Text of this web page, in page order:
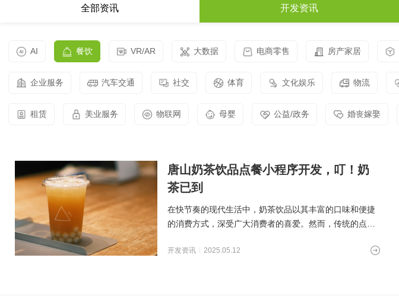
鸿蒙APP开发
AI开发
电子商务解决方案
O2O解决方案
在线教育解决方案
互联网金融解决方案
物联网解决方案
洞察
关于
18600118988(wx)
智能物联网
智能物联网定制开发，帮助客户实
UI设计
交互设计的全方位解决方案
全部资讯 开发资讯
AI 餐饮 VR/AR 大数据 电商零售 房产家居
企业服务 汽车交通 社交 体育 文化娱乐 物流
租赁 美业服务 物联网 母婴 公益/政务 婚丧嫁娶
唐山奶茶饮品点餐小程序开发，叮！奶
茶已到
在快节奏的现代生活中，奶茶饮品以其丰富的口味和便捷
的消费方式，深受广大消费者的喜爱。然而，传统的点餐
开发资讯 2025.05.12